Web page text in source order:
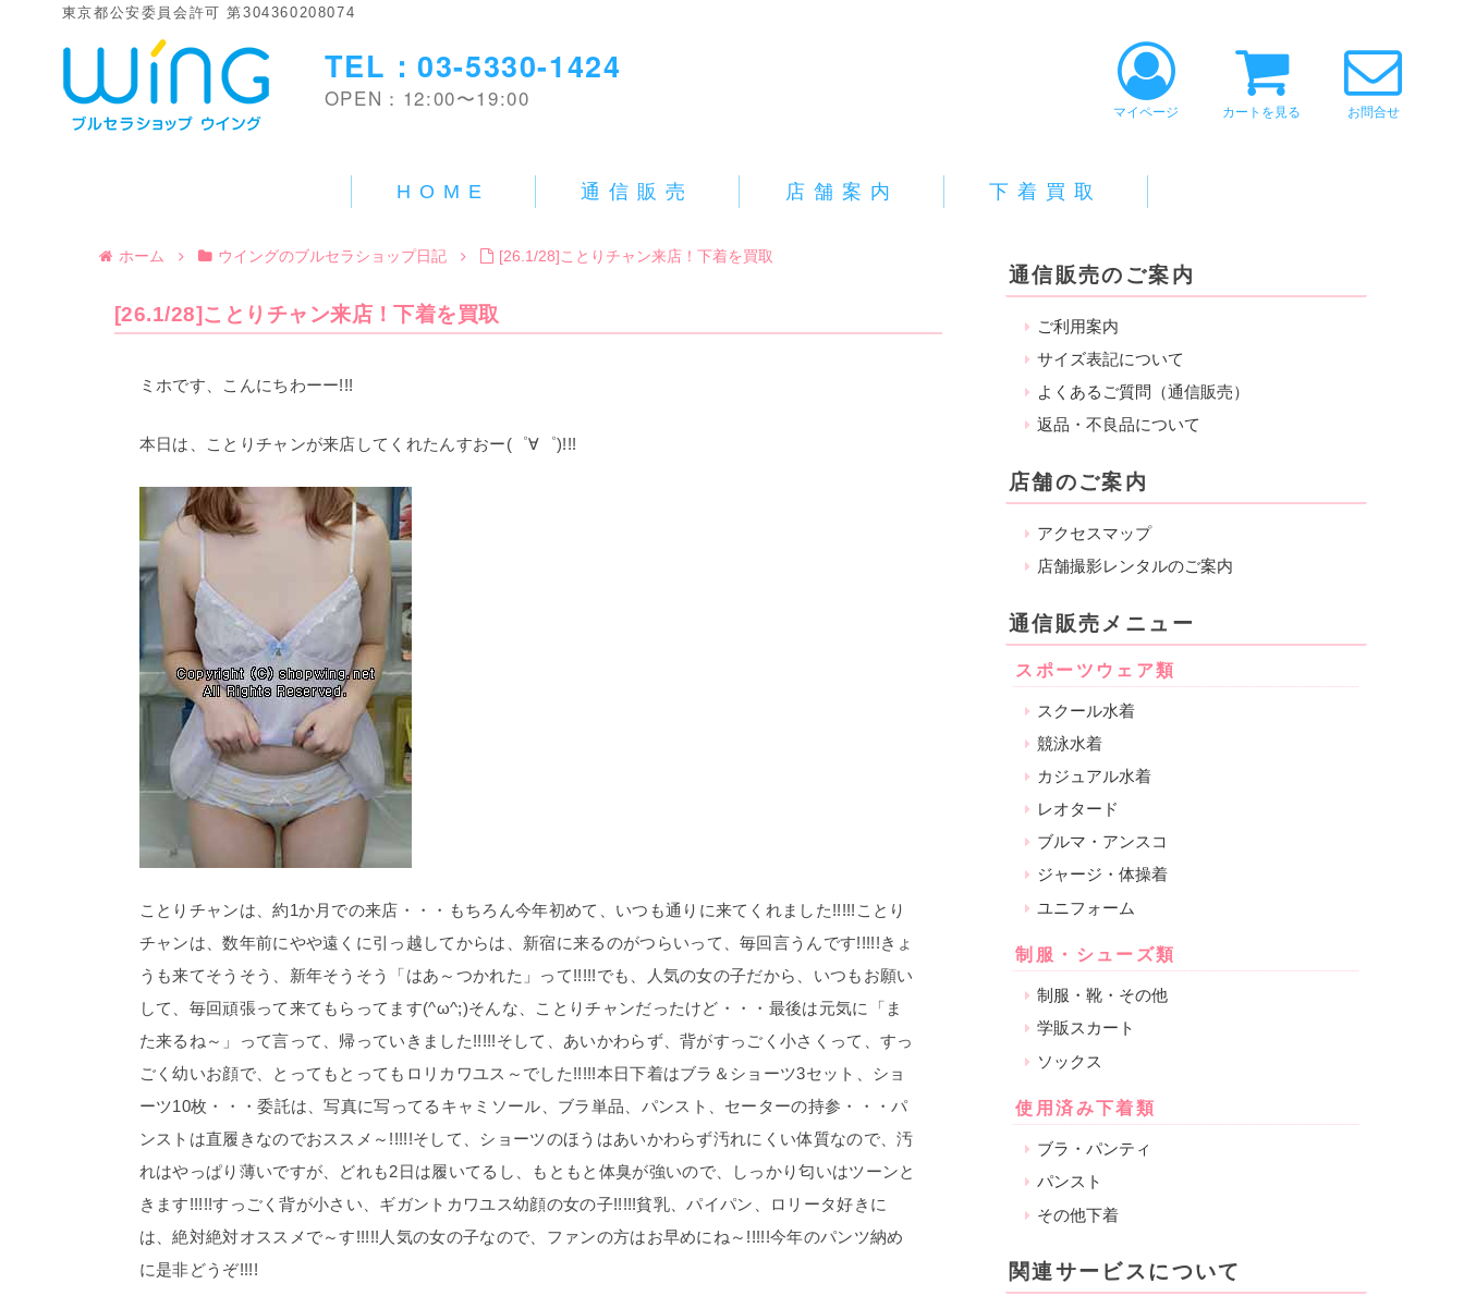
東京都公安委員会許可 第304360208074
TEL：03-5330-1424
OPEN：12:00〜19:00
マイページ カートを見る お問合せ
HOME 通信販売 店舗案内 下着買取
ホーム ウイングのブルセラショップ日記 [26.1/28]ことりチャン来店！下着を買取
[26.1/28]ことりチャン来店！下着を買取
ミホです、こんにちわーー!!!
本日は、ことりチャンが来店してくれたんすおー(゜∀゜)!!!
ことりチャンは、約1か月での来店・・・もちろん今年初めて、いつも通りに来てくれました!!!!!ことり
チャンは、数年前にやや遠くに引っ越してからは、新宿に来るのがつらいって、毎回言うんです!!!!!きょ
うも来てそうそう、新年そうそう「はあ～つかれた」って!!!!!でも、人気の女の子だから、いつもお願い
して、毎回頑張って来てもらってます(^ω^;)そんな、ことりチャンだったけど・・・最後は元気に「ま
た来るね～」って言って、帰っていきました!!!!!そして、あいかわらず、背がすっごく小さくって、すっ
ごく幼いお顔で、とってもとってもロリカワユス～でした!!!!!本日下着はブラ＆ショーツ3セット、ショ
ーツ10枚・・・委託は、写真に写ってるキャミソール、ブラ単品、パンスト、セーターの持参・・・パ
ンストは直履きなのでおススメ～!!!!!そして、ショーツのほうはあいかわらず汚れにくい体質なので、汚
れはやっぱり薄いですが、どれも2日は履いてるし、もともと体臭が強いので、しっかり匂いはツーンと
きます!!!!!すっごく背が小さい、ギガントカワユス幼顔の女の子!!!!!貧乳、パイパン、ロリータ好きに
は、絶対絶対オススメで～す!!!!!人気の女の子なので、ファンの方はお早めにね～!!!!!今年のパンツ納め
に是非どうぞ!!!!
通信販売のご案内
ご利用案内
サイズ表記について
よくあるご質問（通信販売）
返品・不良品について
店舗のご案内
アクセスマップ
店舗撮影レンタルのご案内
通信販売メニュー
スポーツウェア類
スクール水着
競泳水着
カジュアル水着
レオタード
ブルマ・アンスコ
ジャージ・体操着
ユニフォーム
制服・シューズ類
制服・靴・その他
学販スカート
ソックス
使用済み下着類
ブラ・パンティ
パンスト
その他下着
関連サービスについて